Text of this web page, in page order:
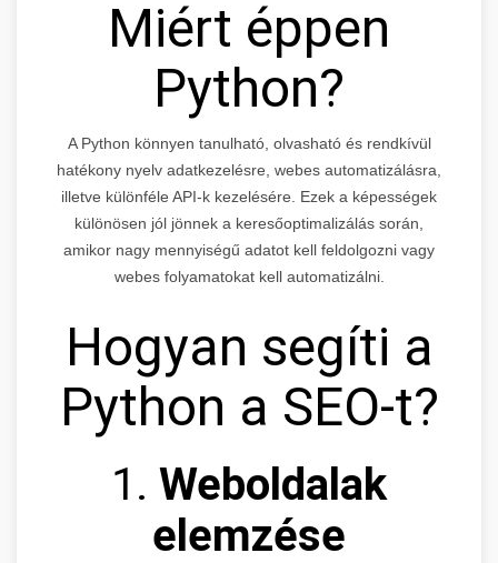
Miért éppen
Python?
A Python könnyen tanulható, olvasható és rendkívül
hatékony nyelv adatkezelésre, webes automatizálásra,
illetve különféle API-k kezelésére. Ezek a képességek
különösen jól jönnek a keresőoptimalizálás során,
amikor nagy mennyiségű adatot kell feldolgozni vagy
webes folyamatokat kell automatizálni.
Hogyan segíti a
Python a SEO-t?
1. Weboldalak
elemzése